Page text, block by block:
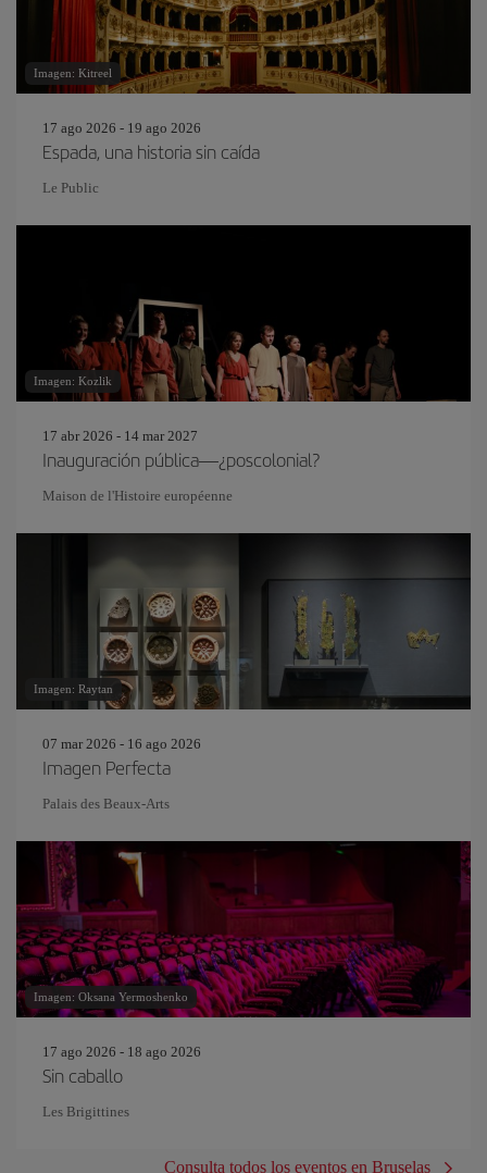
Imagen: Kitreel
17 ago 2026 - 19 ago 2026
Espada, una historia sin caída
Le Public
Imagen: Kozlik
17 abr 2026 - 14 mar 2027
Inauguración pública—¿poscolonial?
Maison de l'Histoire européenne
Imagen: Raytan
07 mar 2026 - 16 ago 2026
Imagen Perfecta
Palais des Beaux-Arts
Imagen: Oksana Yermoshenko
17 ago 2026 - 18 ago 2026
Sin caballo
Les Brigittines
Consulta todos los eventos en Bruselas